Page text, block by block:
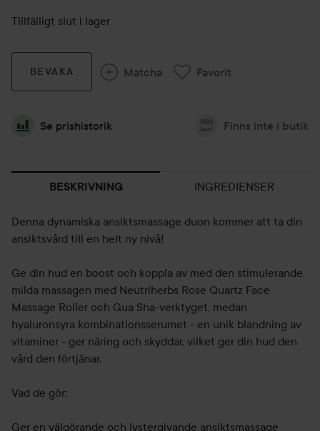
Tillfälligt slut i lager
BEVAKA Matcha Favorit
Se prishistorik Finns inte i butik
BESKRIVNING INGREDIENSER
Denna dynamiska ansiktsmassage duon kommer att ta din
ansiktsvård till en helt ny nivå!
Ge din hud en boost och koppla av med den stimulerande,
milda massagen med Neutriherbs Rose Quartz Face
Massage Roller och Gua Sha-verktyget, medan
hyaluronsyra kombinationsserumet - en unik blandning av
vitaminer - ger näring och skyddar, vilket ger din hud den
vård den förtjänar.
Vad de gör:
Ger en välgörande och lystergivande ansiktsmassage